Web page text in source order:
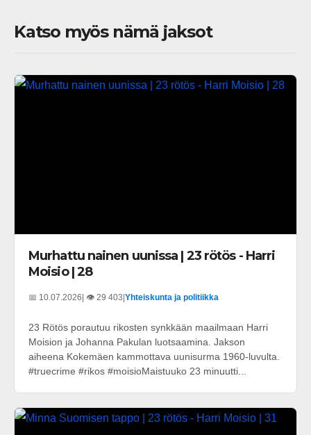
Katso myös nämä jaksot
Murhattu nainen uunissa | 23 rötös - Harri
Moisio | 28
📅 10.07.2026| 👁️ 29 403|Yhteiskunta ja politiikka
23 Rötös porautuu rikosten synkkään maailmaan Harri
Moision ja Johanna Pakulan luotsaamina. Jakson
aiheena Kokemäen kammottava uunisurma 1960-luvulta.
#truecrime #rikos #moisioMaistuuko 23 minuutti...